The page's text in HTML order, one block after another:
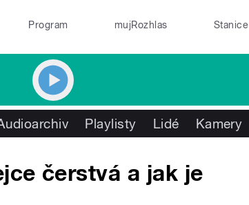
Program mujRozhlas Stanice
Playlisty Lidé Kamery
čerstvá a jak je